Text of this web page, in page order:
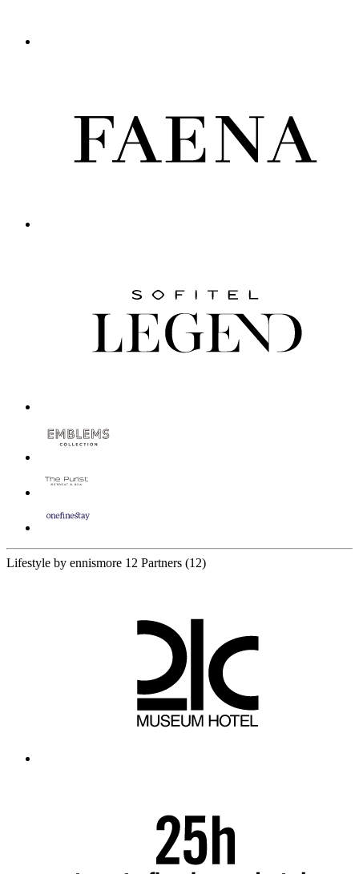
Lifestyle by ennismore 12 Partners (12)